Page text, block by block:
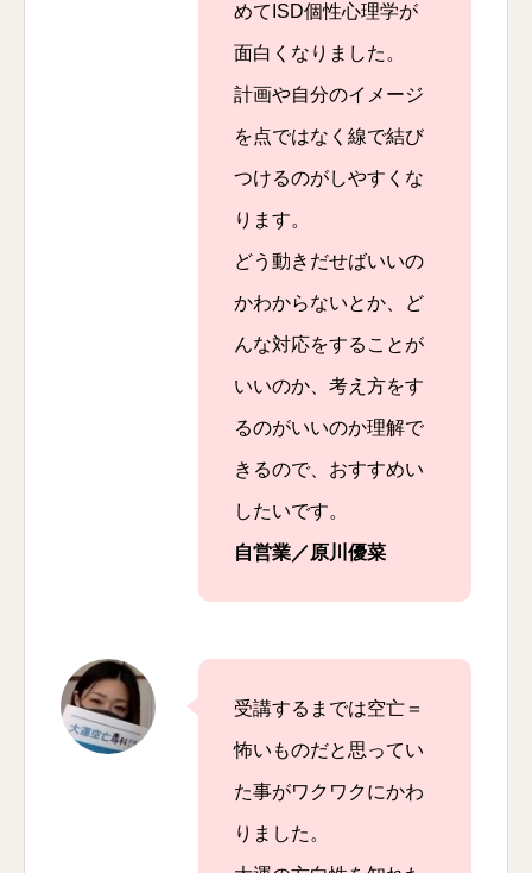
めてISD個性心理学が
面白くなりました。
計画や自分のイメージ
を点ではなく線で結び
つけるのがしやすくな
ります。
どう動きだせばいいの
かわからないとか、ど
んな対応をすることが
いいのか、考え方をす
るのがいいのか理解で
きるので、おすすめい
したいです。
自営業／原川優菜
受講するまでは空亡＝
怖いものだと思ってい
た事がワクワクにかわ
りました。